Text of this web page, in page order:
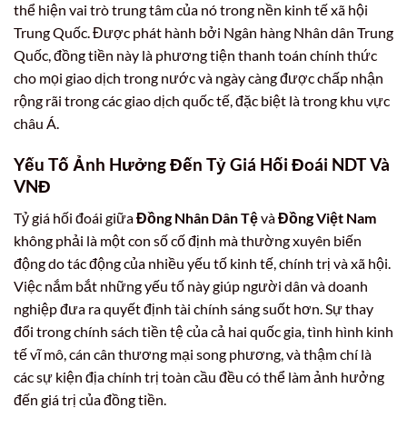
thể hiện vai trò trung tâm của nó trong nền kinh tế xã hội
Trung Quốc. Được phát hành bởi Ngân hàng Nhân dân Trung
Quốc, đồng tiền này là phương tiện thanh toán chính thức
cho mọi giao dịch trong nước và ngày càng được chấp nhận
rộng rãi trong các giao dịch quốc tế, đặc biệt là trong khu vực
châu Á.
Yếu Tố Ảnh Hưởng Đến Tỷ Giá Hối Đoái NDT Và
VNĐ
Tỷ giá hối đoái giữaĐồng Nhân Dân TệvàĐồng Việt Nam
không phải là một con số cố định mà thường xuyên biến
động do tác động của nhiều yếu tố kinh tế, chính trị và xã hội.
Việc nắm bắt những yếu tố này giúp người dân và doanh
nghiệp đưa ra quyết định tài chính sáng suốt hơn. Sự thay
đổi trong chính sách tiền tệ của cả hai quốc gia, tình hình kinh
tế vĩ mô, cán cân thương mại song phương, và thậm chí là
các sự kiện địa chính trị toàn cầu đều có thể làm ảnh hưởng
đến giá trị của đồng tiền.